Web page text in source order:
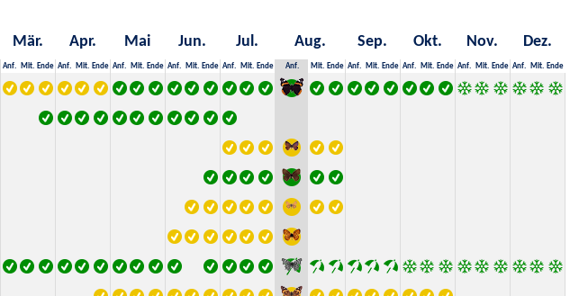
Mär. Apr. Mai Jun. Jul. Aug. Sep. Okt. Nov. Dez.
Anf. Mit. Ende Anf. Mit. Ende Anf. Mit. Ende Anf. Mit. Ende Anf. Mit. Ende Anf. Mit. Ende Anf. Mit. Ende Anf. Mit. Ende Anf. Mit. Ende Anf. Mit. Ende